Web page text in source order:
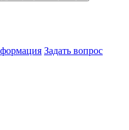
Задать вопрос